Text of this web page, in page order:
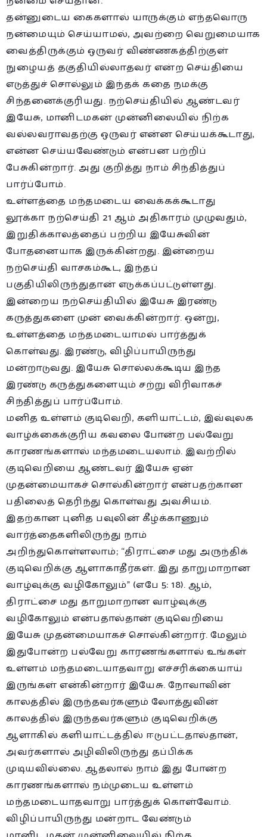
தன்னுடைய கைகளால் யாருக்கும் எந்தவொரு
நன்மையும் செய்யாமல், அவற்றை வெறுமையாக
வைத்திருக்கும் ஒருவர் விண்ணகத்திற்குள்
நுழையத் தகுதியில்லாதவர் என்ற செய்தியை
எடுத்துச் சொல்லும் இந்தக் கதை நமக்கு
சிந்தனைக்குரியது. நற்செய்தியில் ஆண்டவர்
இயேசு, மானிடமகன் முன்னிலையில் நிற்க
வல்லவராவதற்கு ஒருவர் என்ன செய்யக்கூடாது,
என்ன செய்யவேண்டும் என்பன பற்றிப்
பேசுகின்றார். அது குறித்து நாம் சிந்தித்துப்
பார்ப்போம்.
உள்ளத்தை மந்தமடைய வைக்கக்கூடாது
லூக்கா நற்செய்தி 21 ஆம் அதிகாரம் முழுவதும்,
இறுதிக்காலத்தைப் பற்றிய இயேசுவின்
போதனையாக இருக்கின்றது. இன்றைய
நற்செய்தி வாசகம்கூட, இந்தப்
பகுதியிலிருந்துதான் எடுக்கப்பட்டுள்ளது.
இன்றைய நற்செய்தியில் இயேசு இரண்டு
கருத்துகளை முன் வைக்கின்றார். ஒன்று,
உள்ளத்தை மந்தமடையாமல் பார்த்துக்
கொள்வது. இரண்டு, விழிப்பாயிருந்து
மன்றாடுவது. இயேசு சொல்லக்கூடிய இந்த
இரண்டு கருத்துகளையும் சற்று விரிவாகச்
சிந்தித்துப் பார்ப்போம்.
மனித உள்ளம் குடிவெறி, களியாட்டம், இவ்வுலக
வாழ்க்கைக்குரிய கவலை போன்ற பல்வேறு
காரணங்களால் மந்தமடையலாம். இவற்றில்
குடிவெறியை ஆண்டவர் இயேசு ஏன்
முதன்மையாகச் சொல்கின்றார் என்பதற்கான
பதிலைத் தெரிந்து கொள்வது அவசியம்.
இதற்கான புனித பவுலின் கீழ்க்காணும்
வார்த்தைகளிலிருந்து நாம்
அறிந்துகொள்ளலாம்; “திராட்சை மது அருந்திக்
குடிவெறிக்கு ஆளாகாதீர்கள். இது தாறுமாறான
வாழ்வுக்கு வழிகோலும்” (எபே 5: 18). ஆம்,
திராட்சை மது தாறுமாறான வாழ்வுக்கு
வழிகோலும் என்பதால்தான் குடிவெறியை
இயேசு முதன்மையாகச் சொல்கின்றார். மேலும்
இதுபோன்ற பல்வேறு காரணங்களால் உங்கள்
உள்ளம் மந்தமடையாதவாறு எச்சரிக்கையாய்
இருங்கள் என்கின்றார் இயேசு. நோவாவின்
காலத்தில் இருந்தவர்களும் லோத்துவின்
காலத்தில் இருந்தவர்களும் குடிவெறிக்கு
ஆளாகில் களியாட்டத்தில் ஈடுபட்டதால்தான்,
அவர்களால் அழிவிலிருந்து தப்பிக்க
முடியவில்லை. ஆதலால் நாம் இது போன்ற
காரணங்களால் நம்முடைய உள்ளம்
மந்தமடையாதவாறு பார்த்துக் கொள்வோம்.
விழிப்பாயிருந்து மன்றாட வேண்டும்